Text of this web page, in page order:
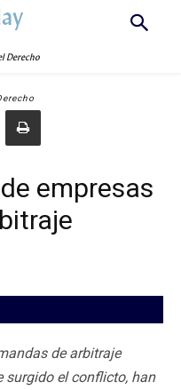
Derecho
empresas
de arbitraje
surgido el conflicto, han